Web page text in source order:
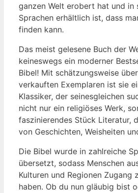
ganzen Welt erobert hat‍ und in
Sprachen erhältlich ist, dass
finden kann.
Das meist gelesene Buch der
keineswegs ein moderner
Bibel! Mit schätzungsweise
⁢verkauften Exemplaren ist sie
Klassiker, der seinesgleichen
nicht‌ nur ‍ein ⁣religiöses Werk,
faszinierendes Stück ‍Literatur,
von ​Geschichten, Weisheiten
Die ⁣Bibel⁣ wurde in zahlreiche
übersetzt,⁢ sodass ‌Menschen
Kulturen und⁣ Regionen Zugang
haben. Ob du nun⁤ gläubig ⁣bist